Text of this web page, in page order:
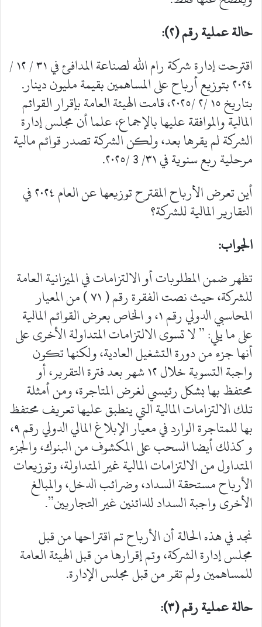
حالة عملية رقم (٢):
اقترحت إدارة شركة رام الله لصناعة المدافئ في ٣١ / ١٢ /
٢٠٢٤ بتوزيع أرباح على المساهمين بقيمة مليون دينار.
بتاريخ ١٥ /٢ /٢٠٢٥، قامت الهيئة العامة بإقرار القوائم
المالية والموافقة عليها بالإجماع، علما أن مجلس إدارة
الشركة لم يقرها بعد، ولكن الشركة تصدر قوائم مالية
مرحلية ربع سنوية في ٣١/ 3 /٢٠٢٥.
أين تعرض الأرباح المقترح توزيعها عن العام ٢٠٢٤ في
التقارير المالية للشركة؟
الجواب:
تظهر ضمن المطلوبات أو الالتزامات في الميزانية العامة
للشركة، حيث نصت الفقرة رقم ( ٧١ ) من المعيار
المحاسبي الدولي رقم ١، و الخاص بعرض القوائم المالية
على ما يلي: ” لا تسوى الالتزامات المتداولة الأخرى على
أنها جزء من دورة التشغيل العادية، ولكنها تكون
واجبة التسوية خلال ١٢ شهر بعد فترة التقرير، أو
محتفظ بها بشكل رئيسي لغرض المتاجرة، ومن أمثلة
تلك الالتزامات المالية التي ينطبق عليها تعريف محتفظ
بها للمتاجرة الوارد في معيار الإبلاغ المالي الدولي رقم ٩،
و كذلك أيضا السحب على المكشوف من البنوك، والجزء
المتداول من الالتزامات المالية غير المتداولة، وتوزيعات
الأرباح مستحقة السداد، وضرائب الدخل، والمبالغ
الأخرى واجبة السداد للدائنين غير التجاريين”.
نجد في هذه الحالة أن الأرباح تم اقتراحها من قبل
مجلس إدارة الشركة، وتم إقرارها من قبل الهيئة العامة
للمساهمين ولم تقر من قبل مجلس الإدارة.
حالة عملية رقم (٣):